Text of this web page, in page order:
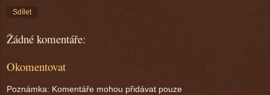
Sdílet
Žádné komentáře:
Okomentovat
Poznámka: Komentáře mohou přidávat pouze